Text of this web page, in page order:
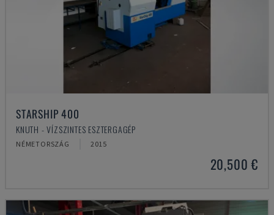
STARSHIP 400
KNUTH - VÍZSZINTES ESZTERGAGÉP
NÉMETORSZÁG 2015
20,500 €